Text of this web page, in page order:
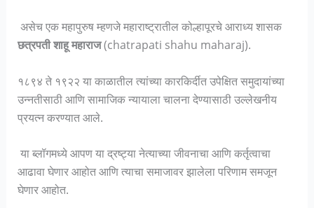
असेच एक महापुरुष म्हणजे महाराष्ट्रातील कोल्हापूरचे आराध्य शासक
छत्रपती शाहू महाराज(chatrapati shahu maharaj).
१८९४ ते १९२२ या काळातील त्यांच्या कारकिर्दीत उपेक्षित समुदायांच्या
उन्नतीसाठी आणि सामाजिक न्यायाला चालना देण्यासाठी उल्लेखनीय
प्रयत्न करण्यात आले.
या ब्लॉगमध्ये आपण या द्रष्ट्या नेत्याच्या जीवनाचा आणि कर्तृत्वाचा
आढावा घेणार आहोत आणि त्याचा समाजावर झालेला परिणाम समजून
घेणार आहोत.